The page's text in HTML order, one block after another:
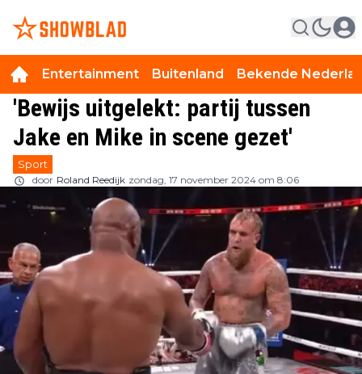
Entertainment Buitenland Bekende
'Bewijs uitgelekt: partij tussen
Jake en Mike in scene gezet'
Sport
door Roland Reedijk zondag, 17 november 2024 om 8:06